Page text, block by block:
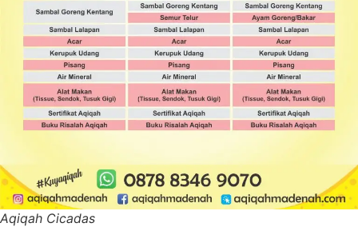
Aqiqah Cicadas